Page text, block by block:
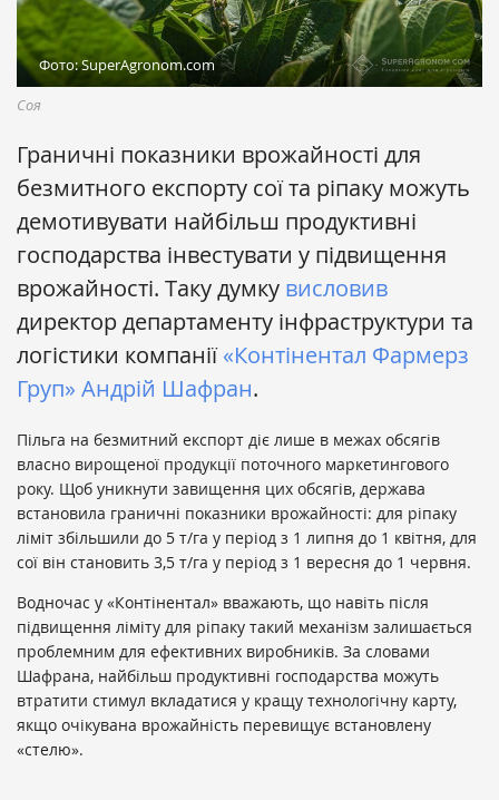
Фото: SuperAgronom.com
Соя
Граничні показники врожайності для
безмитного експорту сої та ріпаку можуть
демотивувати найбільш продуктивні
господарства інвестувати у підвищення
врожайності. Таку думку висловив
директор департаменту інфраструктури та
логістики компанії«Контінентал Фармерз
Груп» Андрій Шафран.
Пільга на безмитний експорт діє лише в межах обсягів
власно вирощеної продукції поточного маркетингового
року. Щоб уникнути завищення цих обсягів, держава
встановила граничні показники врожайності: для ріпаку
ліміт збільшили до 5 т/га у період з 1 липня до 1 квітня, для
сої він становить 3,5 т/га у період з 1 вересня до 1 червня.
Водночас у «Контінентал» вважають, що навіть після
підвищення ліміту для ріпаку такий механізм залишається
проблемним для ефективних виробників. За словами
Шафрана, найбільш продуктивні господарства можуть
втратити стимул вкладатися у кращу технологічну карту,
якщо очікувана врожайність перевищує встановлену
«стелю».